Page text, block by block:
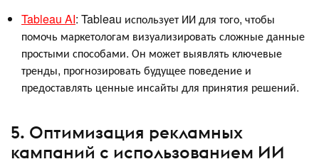
Tableau AI: Tableau использует ИИ для того, чтобы
помочь маркетологам визуализировать сложные данные
простыми способами. Он может выявлять ключевые
тренды, прогнозировать будущее поведение и
предоставлять ценные инсайты для принятия решений.
5. Оптимизация рекламных
кампаний с использованием ИИ